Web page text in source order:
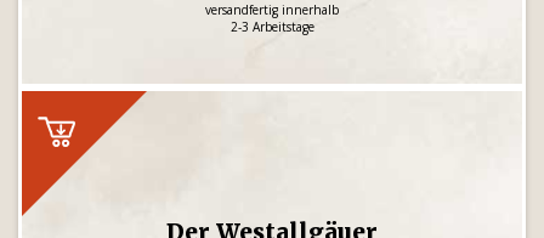
versandfertig innerhalb
2-3 Arbeitstage
Der Westallgäuer